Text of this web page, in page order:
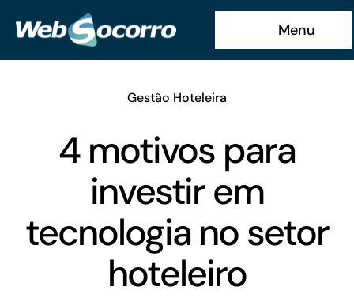
para
o
Menu
Gestão Hoteleira
4 motivos para
investir em
tecnologia no setor
hoteleiro